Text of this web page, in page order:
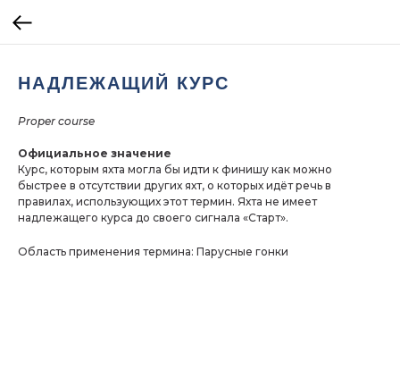
НАДЛЕЖАЩИЙ КУРС
Proper course
Официальное значение
Курс, которым яхта могла бы идти к финишу как можно
быстрее в отсутствии других яхт, о которых идёт речь в
правилах, использующих этот термин. Яхта не имеет
надлежащего курса до своего сигнала «Старт».
Область применения термина: Парусные гонки